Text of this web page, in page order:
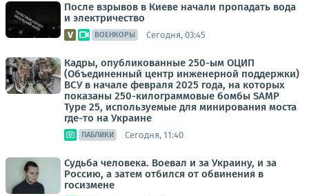
После взрывов в Киеве начали пропадать вода
и электричество
ВОЕНКОРЫ Сегодня, 03:45
Кадры, опубликованные 250-ым ОЦИП
(Объединенный центр инженерной поддержки)
ВСУ в начале февраля 2025 года, на которых
показаны 250-килограммовые бомбы SAMP
Type 25, используемые для минирования моста
где-то на Украине
ПАБЛИКИ Сегодня, 11:40
Судьба человека. Воевал и за Украину, и за
Россию, а затем отбился от обвинения в
госизмене